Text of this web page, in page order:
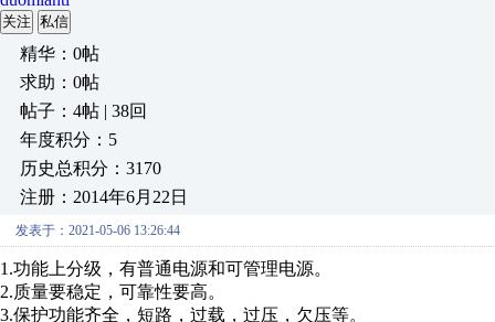
关注 私信
精华：0帖
求助：0帖
帖子：4帖 | 38回
年度积分：5
历史总积分：3170
注册：2014年6月22日
发表于：2021-05-06 13:26:44
1.功能上分级，有普通电源和可管理电源。
2.质量要稳定，可靠性要高。
3.保护功能齐全，短路，过载，过压，欠压等。